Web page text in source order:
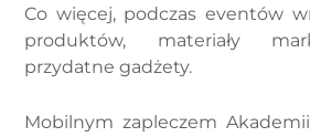
Co więcej, podczas eventów
produktów, materiały
przydatne gadżety.
Mobilnym zapleczem